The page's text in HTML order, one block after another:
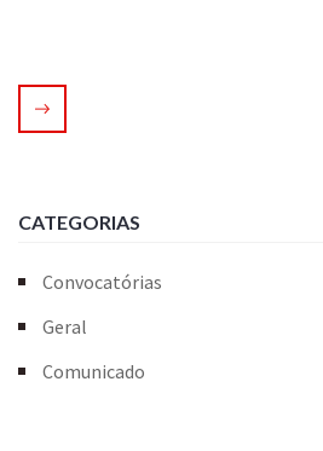
CATEGORIAS
Convocatórias
Geral
Comunicado